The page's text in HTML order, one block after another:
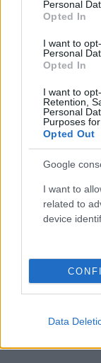
Personal
Opted In
I want to
Personal
Opted In
I want to
Retention,
Personal
Purposes
Opted Out
Google
I want to
related to
device
Data
κουταβιού